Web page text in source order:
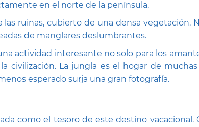
en el norte de la península.
ruinas, cubierto de una densa vegetación.
de manglares deslumbrantes.
actividad interesante no solo para los
civilización. La jungla es el hogar de
esperado surja una gran fotografía.
como el tesoro de este destino